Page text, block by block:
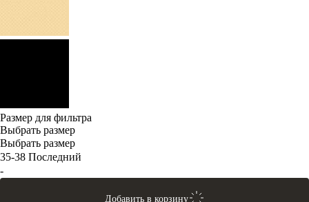
Размер для фильтра
Выбрать размер
Выбрать размер
35-38 Последний
-
Добавить в корзину